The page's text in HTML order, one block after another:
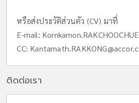
หรือส่งประวัติส่วนตัว (CV) มาที่
E-mail:
CC:
ติดต่อเรา